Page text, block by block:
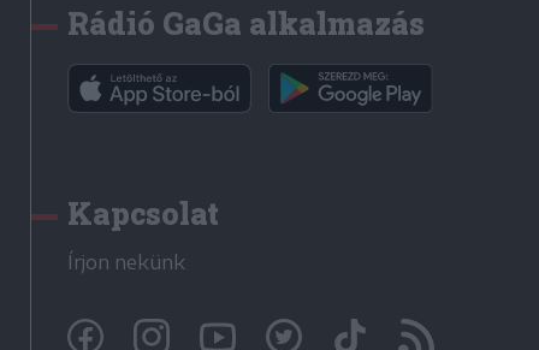
Rádió GaGa alkalmazás
Kapcsolat
Írjon nekünk